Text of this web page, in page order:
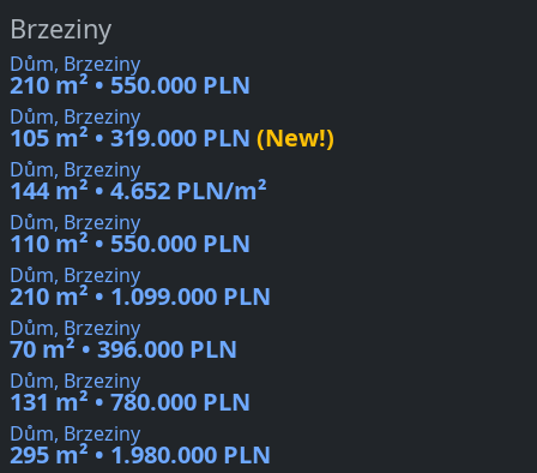
Brzeziny
Dům, Brzeziny
210 m² • 550.000 PLN
Dům, Brzeziny
105 m² • 319.000 PLN (New!)
Dům, Brzeziny
144 m² • 4.652 PLN/m²
Dům, Brzeziny
110 m² • 550.000 PLN
Dům, Brzeziny
210 m² • 1.099.000 PLN
Dům, Brzeziny
70 m² • 396.000 PLN
Dům, Brzeziny
131 m² • 780.000 PLN
Dům, Brzeziny
295 m² • 1.980.000 PLN